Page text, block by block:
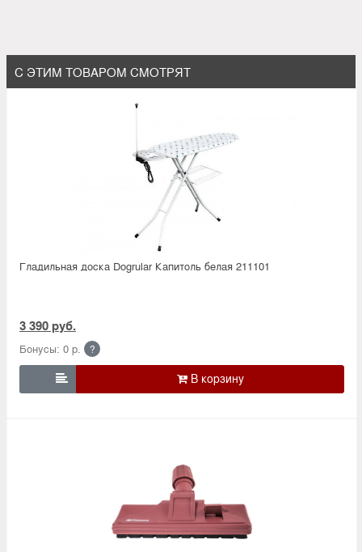
С ЭТИМ ТОВАРОМ СМОТРЯТ
Гладильная доска Dogrular Капитоль белая 211101
3 390 руб.
Бонусы: 0 р. ?
